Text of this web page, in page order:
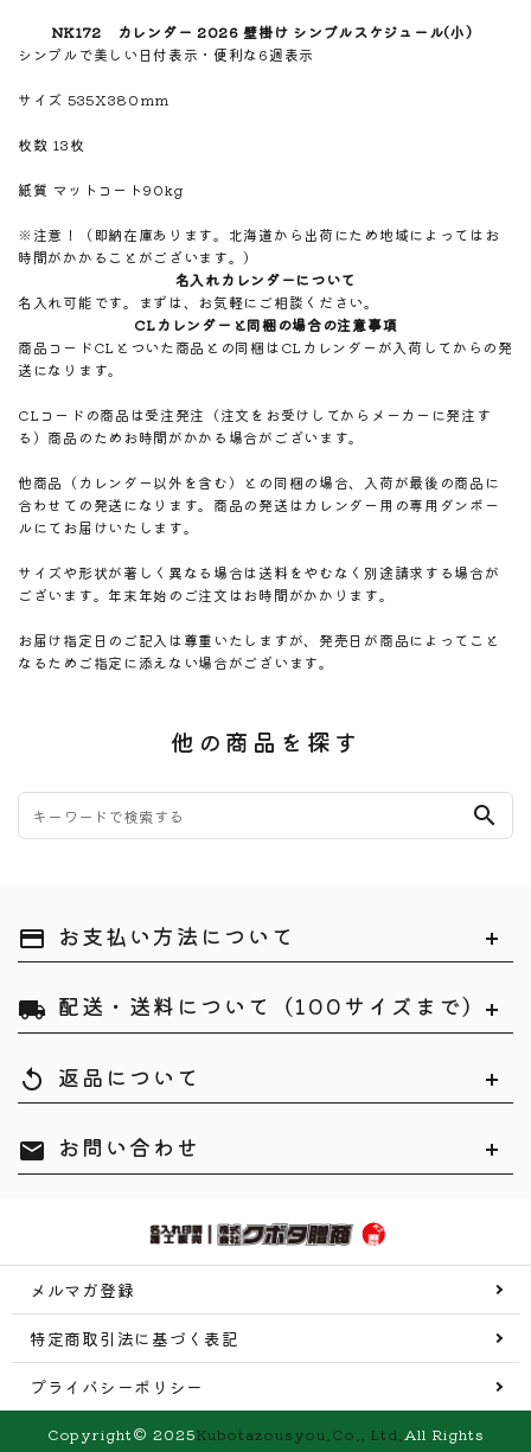
NK172 カレンダー 2026 壁掛け シンプルスケジュール(小）
シンプルで美しい日付表示・便利な6週表示
サイズ 535X380mm
枚数 13枚
紙質 マットコート90kg
※注意！（即納在庫あります。北海道から出荷にため地域によってはお
時間がかかることがございます。）
名入れカレンダーについて
名入れ可能です。まずは、お気軽にご相談ください。
CLカレンダーと同梱の場合の注意事項
商品コードCLとついた商品との同梱はCLカレンダーが入荷してからの発
送になります。
CLコードの商品は受注発注（注文をお受けしてからメーカーに発注す
る）商品のためお時間がかかる場合がございます。
他商品（カレンダー以外を含む）との同梱の場合、入荷が最後の商品に
合わせての発送になります。商品の発送はカレンダー用の専用ダンボー
ルにてお届けいたします。
サイズや形状が著しく異なる場合は送料をやむなく別途請求する場合が
ございます。年末年始のご注文はお時間がかかります。
お届け指定日のご記入は尊重いたしますが、発売日が商品によってこと
なるためご指定に添えない場合がございます。
他の商品を探す
search
payment お支払い方法について
local_shipping 配送・送料について（100サイズまで）
replay 返品について
mail お問い合わせ
メルマガ登録
特定商取引法に基づく表記
プライバシーポリシー
Copyright© 2025Kubotazousyou.Co., Ltd. All Rights